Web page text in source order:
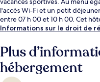
l'accès Wi-Fi et un petit
entre 07 h 00 et 10 h 00. Cet
de 5 minutes en voiture de
concerne la literie de qualité et
Informations sur le droit de
Plus
hébergement